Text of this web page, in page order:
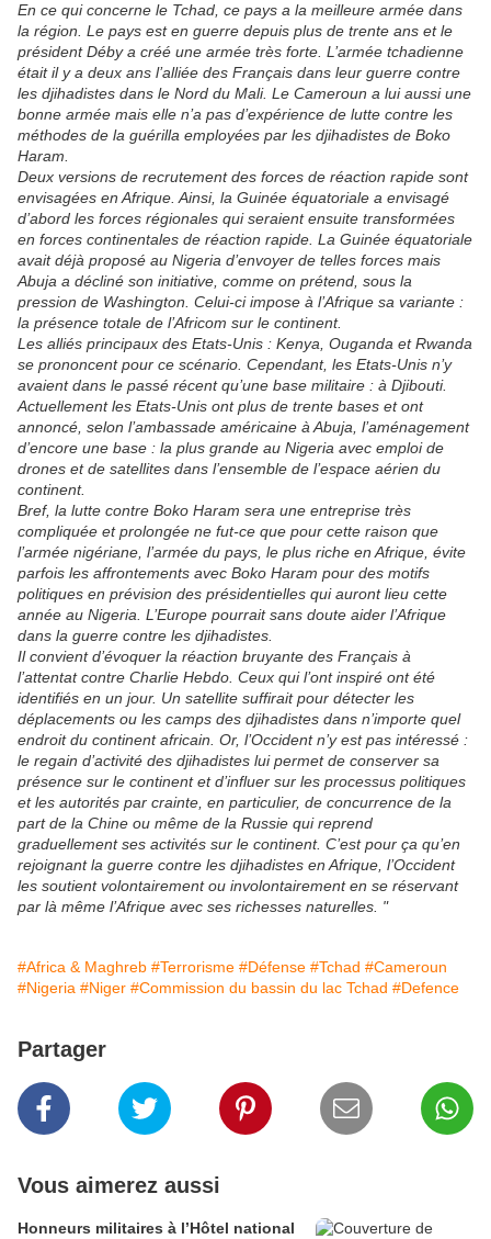
En ce qui concerne le Tchad, ce pays a la meilleure armée dans
la région. Le pays est en guerre depuis plus de trente ans et le
président Déby a créé une armée très forte. L’armée tchadienne
était il y a deux ans l’alliée des Français dans leur guerre contre
les djihadistes dans le Nord du Mali. Le Cameroun a lui aussi une
bonne armée mais elle n’a pas d’expérience de lutte contre les
méthodes de la guérilla employées par les djihadistes de Boko
Haram.
Deux versions de recrutement des forces de réaction rapide sont
envisagées en Afrique. Ainsi, la Guinée équatoriale a envisagé
d’abord les forces régionales qui seraient ensuite transformées
en forces continentales de réaction rapide. La Guinée équatoriale
avait déjà proposé au Nigeria d’envoyer de telles forces mais
Abuja a décliné son initiative, comme on prétend, sous la
pression de Washington. Celui-ci impose à l’Afrique sa variante :
la présence totale de l’Africom sur le continent.
Les alliés principaux des Etats-Unis : Kenya, Ouganda et Rwanda
se prononcent pour ce scénario. Cependant, les Etats-Unis n’y
avaient dans le passé récent qu’une base militaire : à Djibouti.
Actuellement les Etats-Unis ont plus de trente bases et ont
annoncé, selon l’ambassade américaine à Abuja, l’aménagement
d’encore une base : la plus grande au Nigeria avec emploi de
drones et de satellites dans l’ensemble de l’espace aérien du
continent.
Bref, la lutte contre Boko Haram sera une entreprise très
compliquée et prolongée ne fut-ce que pour cette raison que
l’armée nigériane, l’armée du pays, le plus riche en Afrique, évite
parfois les affrontements avec Boko Haram pour des motifs
politiques en prévision des présidentielles qui auront lieu cette
année au Nigeria. L’Europe pourrait sans doute aider l’Afrique
dans la guerre contre les djihadistes.
Il convient d’évoquer la réaction bruyante des Français à
l’attentat contre Charlie Hebdo. Ceux qui l’ont inspiré ont été
identifiés en un jour. Un satellite suffirait pour détecter les
déplacements ou les camps des djihadistes dans n’importe quel
endroit du continent africain. Or, l’Occident n’y est pas intéressé :
le regain d’activité des djihadistes lui permet de conserver sa
présence sur le continent et d’influer sur les processus politiques
et les autorités par crainte, en particulier, de concurrence de la
part de la Chine ou même de la Russie qui reprend
graduellement ses activités sur le continent. C’est pour ça qu’en
rejoignant la guerre contre les djihadistes en Afrique, l’Occident
les soutient volontairement ou involontairement en se réservant
par là même l’Afrique avec ses richesses naturelles. "
#Africa & Maghreb #Terrorisme #Défense #Tchad #Cameroun
#Nigeria #Niger #Commission du bassin du lac Tchad #Defence
Partager
Vous aimerez aussi
Honneurs militaires à l’Hôtel national